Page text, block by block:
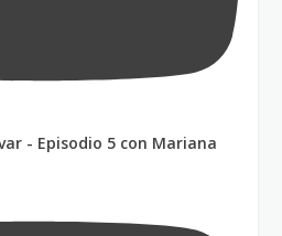
- Episodio 5 con Mariana